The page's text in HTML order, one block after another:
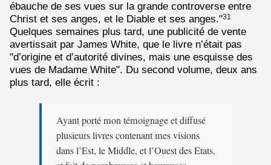
ébauche de ses vues sur la grande controverse entre
Christ et ses anges, et le Diable et ses anges."31
Quelques semaines plus tard, une publicité de vente
avertissait par James White, que le livre n’était pas
"d’origine et d’autorité divines, mais une esquisse des
vues de Madame White". Du second volume, deux ans
plus tard, elle écrit :
Ayant porté mon témoignage et diffusé
plusieurs livres contenant mes visions
dans l’Est, le Middle, et l’Ouest des Etats,